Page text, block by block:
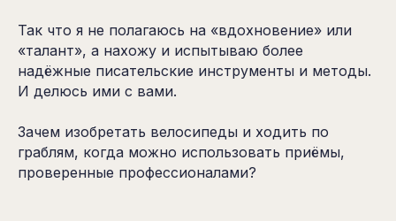
Так что я не полагаюсь на «вдохновение» или
«талант», а нахожу и испытываю более
надёжные писательские инструменты и методы.
И делюсь ими с вами.
Зачем изобретать велосипеды и ходить по
граблям, когда можно использовать приёмы,
проверенные профессионалами?